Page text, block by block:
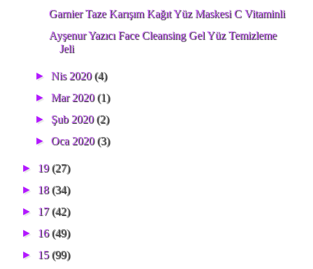
Garnier Taze Karışım Kağıt Yüz Maskesi C Vitaminli
Ayşenur Yazıcı Face Cleansing Gel Yüz Temizleme
Jeli
►Nis 2020(4)
►Mar 2020(1)
► Şub 2020(2)
►Oca 2020(3)
► 19(27)
► 18(34)
► 17(42)
► 16(49)
► 15(99)